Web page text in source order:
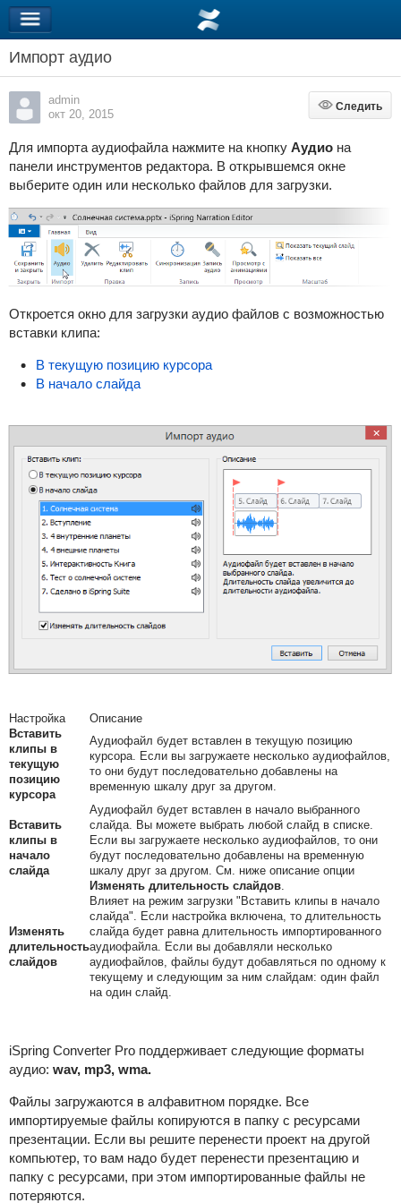
Импорт аудио
admin
окт 20, 2015
Следить
Следить
Для импорта аудиофайла нажмите на кнопку Аудиона
панели инструментов редактора. В открывшемся окне
выберите один или несколько файлов для загрузки.
Откроется окно для загрузки аудио файлов с возможностью
вставки клипа:
В текущую позицию курсора
В начало слайда
Настройка
Описание
Вставить
клипы в
текущую
позицию
курсора
Аудиофайл будет вставлен в текущую позицию
курсора. Если вы загружаете несколько аудиофайлов,
то они будут последовательно добавлены на
временную шкалу друг за другом.
Вставить
клипы в
начало
слайда
Аудиофайл будет вставлен в начало выбранного
слайда. Вы можете выбрать любой слайд в списке.
Если вы загружаете несколько аудиофайлов, то они
будут последовательно добавлены на временную
шкалу друг за другом. См. ниже описание опции
Изменять длительность слайдов.
Изменять
длительность
слайдов
Влияет на режим загрузки "Вставить клипы в начало
слайда". Если настройка включена, то длительность
слайда будет равна длительность импортированного
аудиофайла. Если вы добавляли несколько
аудиофайлов, файлы будут добавляться по одному к
текущему и следующим за ним слайдам: один файл
на один слайд.
iSpring Converter Pro поддерживает следующие форматы
аудио: wav, mp3, wma.
Файлы загружаются в алфавитном порядке. Все
импортируемые файлы копируются в папку с ресурсами
презентации. Если вы решите перенести проект на другой
компьютер, то вам надо будет перенести презентацию и
папку с ресурсами, при этом импортированные файлы не
потеряются.